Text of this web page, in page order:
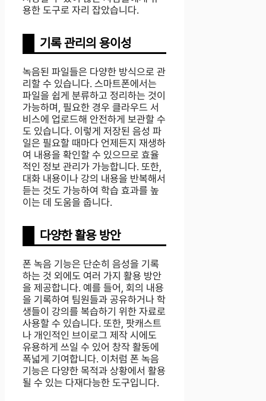
용한 도구로 자리 잡았습니다.
기록 관리의 용이성
녹음된 파일들은 다양한 방식으로 관
리할 수 있습니다. 스마트폰에서는
파일을 쉽게 분류하고 정리하는 것이
가능하며, 필요한 경우 클라우드 서
비스에 업로드해 안전하게 보관할 수
도 있습니다. 이렇게 저장된 음성 파
일은 필요할 때마다 언제든지 재생하
여 내용을 확인할 수 있으므로 효율
적인 정보 관리가 가능합니다. 또한,
대화 내용이나 강의 내용을 반복해서
듣는 것도 가능하여 학습 효과를 높
이는 데 도움을 줍니다.
다양한 활용 방안
폰 녹음 기능은 단순히 음성을 기록
하는 것 외에도 여러 가지 활용 방안
을 제공합니다. 예를 들어, 회의 내용
을 기록하여 팀원들과 공유하거나 학
생들이 강의를 복습하기 위한 자료로
사용할 수 있습니다. 또한, 팟캐스트
나 개인적인 브이로그 제작 시에도
유용하게 쓰일 수 있어 창작 활동에
폭넓게 기여합니다. 이처럼 폰 녹음
기능은 다양한 목적과 상황에서 활용
될 수 있는 다재다능한 도구입니다.